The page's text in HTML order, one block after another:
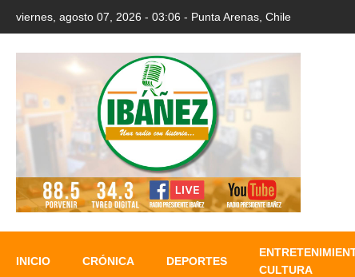
viernes, agosto 07, 2026 - 03:06 - Punta Arenas, Chile
INICIO CRÓNICA DEPORTES
CULTURA